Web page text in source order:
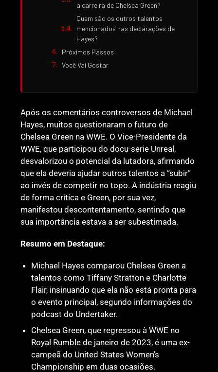
a carreira de Chelsea Green?
Quem são os outros talentos
mencionados nas declarações de
Hayes?
Próximos Passos
Você Vai Gostar
Após os comentários controversos de Michael
Hayes, muitos questionaram o futuro de
Chelsea Green na WWE. O Vice-Presidente da
WWE, que participou do docu-serie Unreal,
desvalorizou o potencial da lutadora, afirmando
que ela deveria ajudar outros talentos a “subir”
ao invés de competir no topo. A indústria reagiu
de forma crítica e Green, por sua vez,
manifestou descontentamento, sentindo que
sua importância estava a ser subestimada.
Resumo em Destaque:
Michael Hayes comparou Chelsea Green a
talentos como Tiffany Stratton e Charlotte
Flair, insinuando que ela não está pronta para
o evento principal, segundo informações do
podcast do Undertaker.
Chelsea Green, que regressou à WWE no
Royal Rumble de janeiro de 2023, é uma ex-
campeã do United States Women’s
Championship em duas ocasiões.